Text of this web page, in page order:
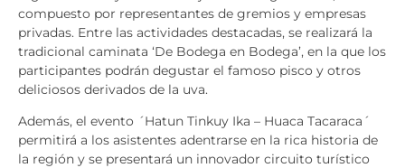
compuesto por representantes de gremios y empresas
privadas. Entre las actividades destacadas, se realizará la
tradicional caminata ‘De Bodega en Bodega’, en la que los
participantes podrán degustar el famoso pisco y otros
deliciosos derivados de la uva.
Además, el evento ´Hatun Tinkuy Ika – Huaca Tacaraca´
permitirá a los asistentes adentrarse en la rica historia de
la región y se presentará un innovador circuito turístico